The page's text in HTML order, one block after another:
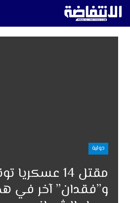
دولية
مقتل 14
و”فقدان” آخر في